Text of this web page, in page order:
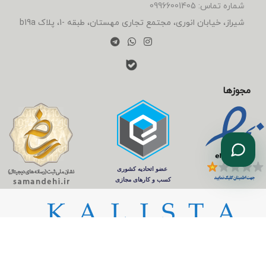
شماره تماس: 09966001405
شیراز، خیابان انوری، مجتمع تجاری مهستان، طبقه -1، پلاک b19a
مجوزها